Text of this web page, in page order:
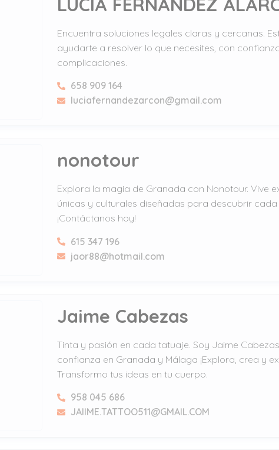
Encuentra soluciones legales claras y cercanas.
ayudarte a resolver lo que necesites, con
complicaciones.
658 909 164
luciafernandezarcon@gmail.com
nonotour
Explora la magia de Granada con Nonotour. Vive
únicas y culturales diseñadas para descubrir
¡Contáctanos hoy!
615 347 196
jaor88@hotmail.com
Jaime Cabezas
Tinta y pasión en cada tatuaje. Soy Jaime
confianza en Granada y Málaga ¡Explora, crea y
Transformo tus ideas en tu cuerpo.
958 045 686
JAIIME.TATTOO511@GMAIL.COM